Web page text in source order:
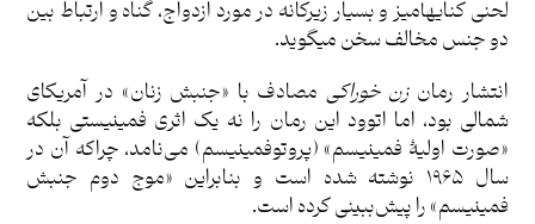
لحنی کنایه­آمیز و بسیار زیرکانه در مورد ازدواج، گناه و ارتباط بین
دو جنس مخالف سخن می­گوید.
انتشار رمانزن خوراکی مصادف با «جنبش زنان» در آمریکای
شمالی بود، اما اتوود این رمان را نه یک اثری فمینیستی بلکه
«صورت اولیۀ فمینیسم» (پروتوفمینیسم) می‌نامد، چراکه آن در
سال ۱۹۶۵ نوشته شده است و بنابراین «موج دوم جنبش
فمینیسم» را پیش‌ببینی کرده است.